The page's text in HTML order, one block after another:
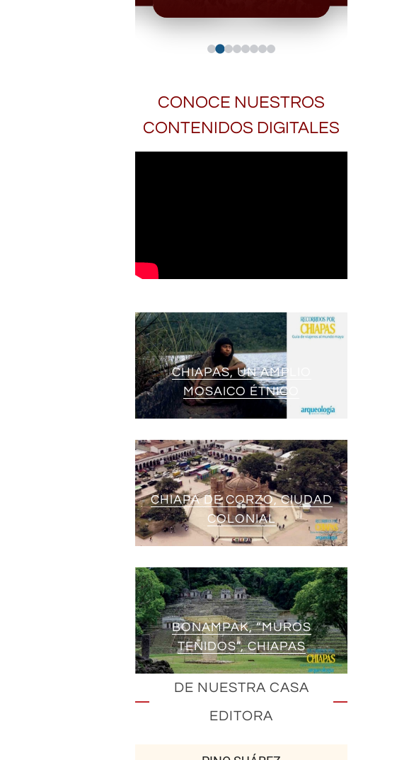
CONOCE NUESTROS
CONTENIDOS DIGITALES
CHIAPAS, UN AMPLIO
MOSAICO ÉTNICO
CHIAPA DE CORZO, CIUDAD
COLONIAL
BONAMPAK, “MUROS
TEÑIDOS”, CHIAPAS
DE NUESTRA CASA
EDITORA